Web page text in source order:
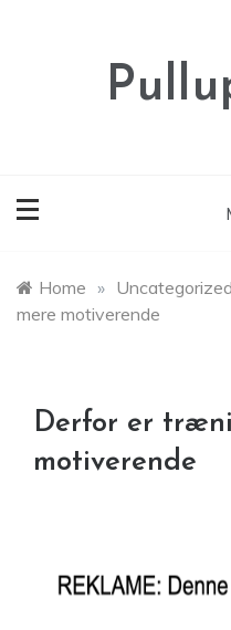
Home » Uncategorized
mere motiverende
Derfor er
motiverende